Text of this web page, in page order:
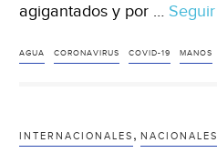
agigantados y por …
AGUA CORONAVIRUS COVID-19 MANOS
INTERNACIONALES ,NACIONALES